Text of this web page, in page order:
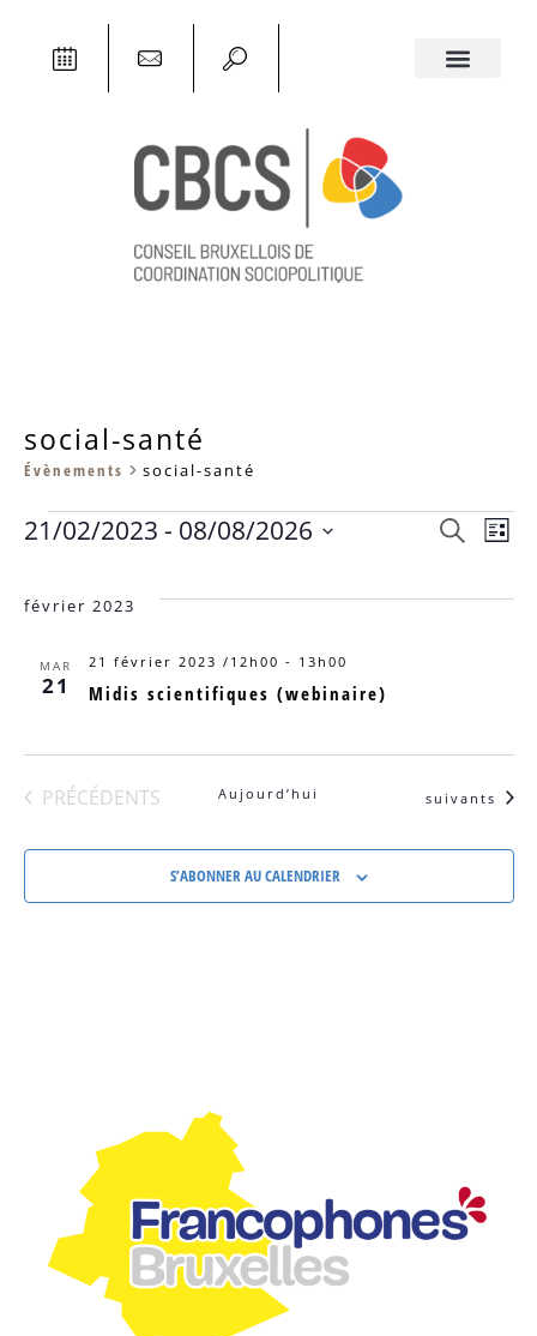
social-santé
Évènements social-santé
RECHERCHE
LISTE
21/02/2023 - 08/08/2026
date.
février 2023
MAR
21 Midis scientifiques (webinaire)
21 février 2023 /12h00 - 13h00
ÉVÈNEMENTS
PRÉCÉDENTS Aujourd’hui Évènements
suivants
S’ABONNER AU CALENDRIER